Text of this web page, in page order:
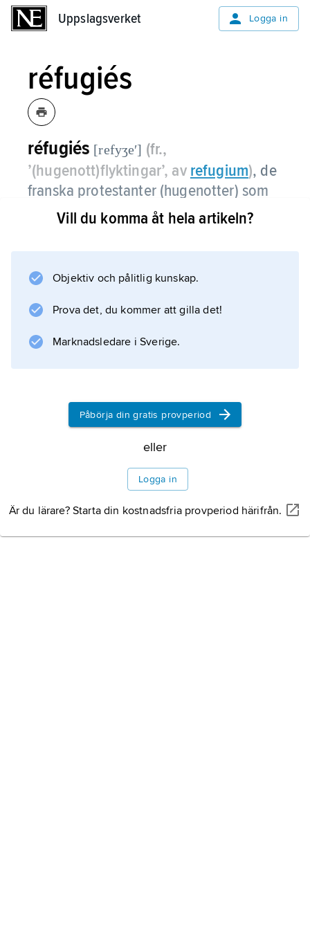
Uppslagsverket Logga in
réfugiés
réfugiés [refyʒeʹ] (fr.,
’(hugenott)flyktingar’, av refugium), de
franska protestanter (hugenotter) som
gick i landsflykt under 1500- och 1600-
beräknas ca 400 000 ha utvandrat. Då en stor
utvandringen Frankrikes ekonomiska
utveckling stor skada.
Information om artikeln
Vill du komma åt hela artikeln?
Objektiv och pålitlig kunskap.
Prova det, du kommer att gilla det!
Marknadsledare i Sverige.
Påbörja din gratis provperiod
eller
Logga in
Är du lärare? Starta din kostnadsfria provperiod härifrån.